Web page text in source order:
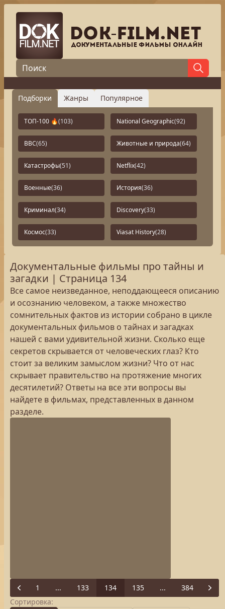
Подборки Жанры Популярное
ТОП-100 🔥(103) National Geographic(92)
BBC(65) Животные и природа(64)
Катастрофы(51) Netflix(42)
Военные(36) История(36)
Криминал(34) Discovery(33)
Космос(33) Viasat History(28)
Документальные фильмы про тайны и
загадки | Страница 134
Все самое неизведанное, неподдающееся описанию
и осознанию человеком, а также множество
сомнительных фактов из истории собрано в цикле
документальных фильмов о тайнах и загадках
нашей с вами удивительной жизни. Сколько еще
секретов скрывается от человеческих глаз? Кто
стоит за великим замыслом жизни? Что от нас
скрывает правительство на протяжение многих
десятилетий? Ответы на все эти вопросы вы
найдете в фильмах, представленных в данном
разделе.
Previous
1 ... 133 134 135 ... 384
Next
Сортировка: